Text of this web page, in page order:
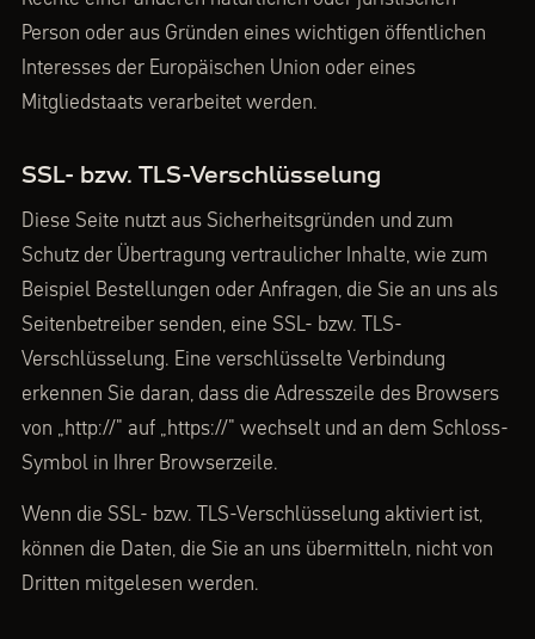
Person oder aus Gründen eines wichtigen öffentlichen
Interesses der Europäischen Union oder eines
Mitgliedstaats verarbeitet werden.
SSL- bzw. TLS-Verschlüsselung
Diese Seite nutzt aus Sicherheitsgründen und zum
Schutz der Übertragung vertraulicher Inhalte, wie zum
Beispiel Bestellungen oder Anfragen, die Sie an uns als
Seitenbetreiber senden, eine SSL- bzw. TLS-
Verschlüsselung. Eine verschlüsselte Verbindung
erkennen Sie daran, dass die Adresszeile des Browsers
von „http://" auf „https://" wechselt und an dem Schloss-
Symbol in Ihrer Browserzeile.
Wenn die SSL- bzw. TLS-Verschlüsselung aktiviert ist,
können die Daten, die Sie an uns übermitteln, nicht von
Dritten mitgelesen werden.